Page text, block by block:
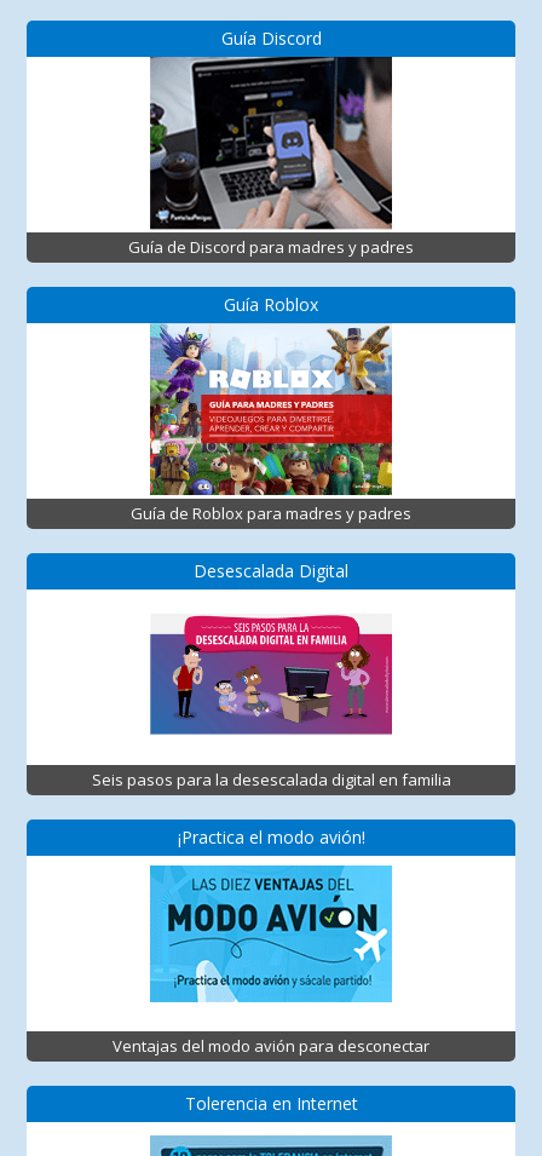
Guía Discord
Guía de Discord para madres y padres
Guía Roblox
Guía de Roblox para madres y padres
Desescalada Digital
Seis pasos para la desescalada digital en familia
¡Practica el modo avión!
Ventajas del modo avión para desconectar
Tolerencia en Internet